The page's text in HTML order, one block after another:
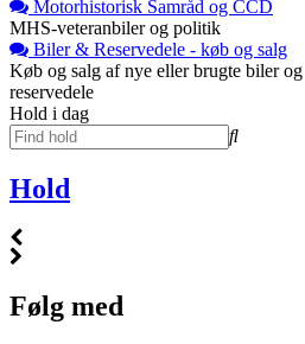
Motorhistorisk Samråd og CCD
MHS-veteranbiler og politik
Biler & Reservedele - køb og salg
Køb og salg af nye eller brugte biler og
reservedele
Hold i dag
Hold
Følg med